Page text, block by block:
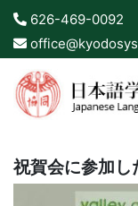
626-469-0092
祝賀会に参加し